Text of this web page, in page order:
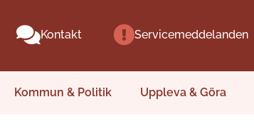
Kontakt Servicemeddelanden
Kommun & Politik Uppleva & Göra